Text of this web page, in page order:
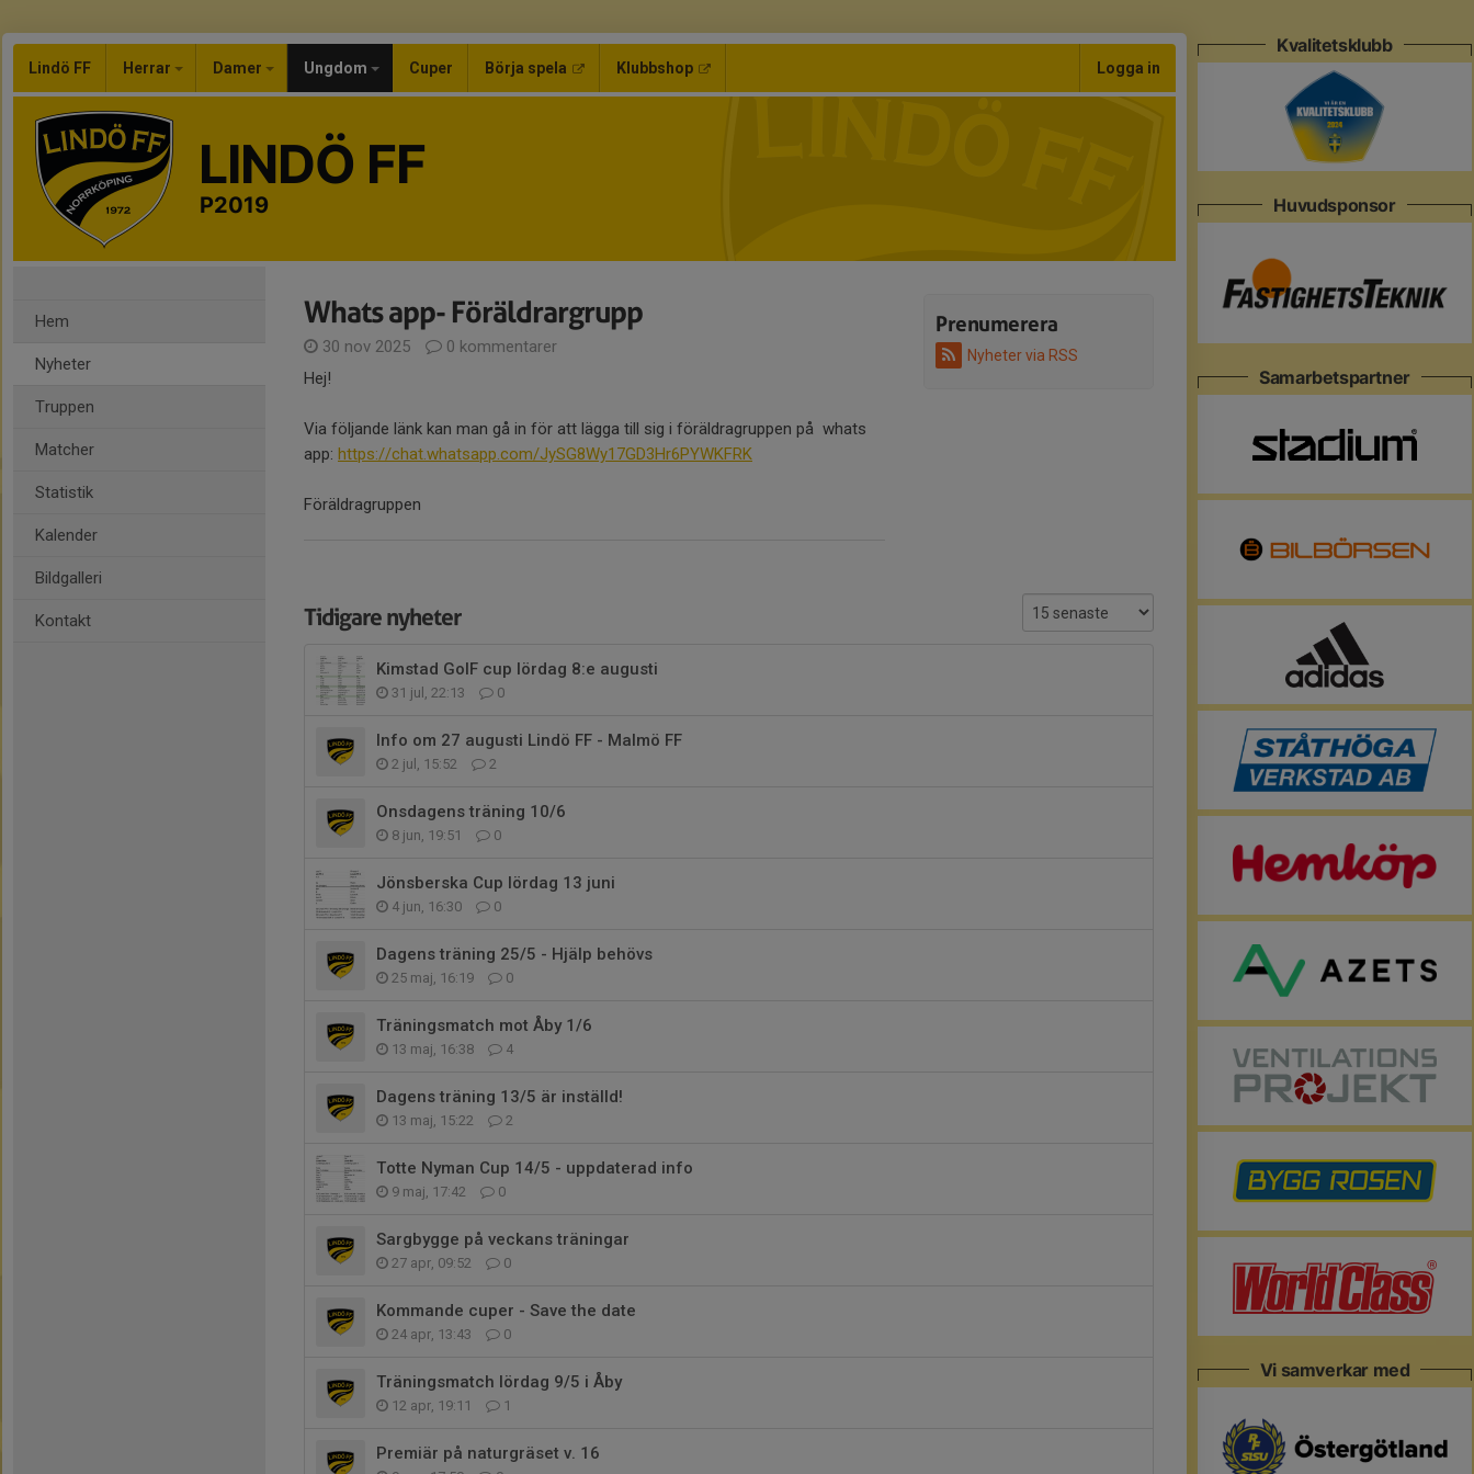
Lindö FF Herrar Damer Ungdom Cuper Börja spela Klubbshop Logga in
LINDÖ FF
P2019
Hem
Nyheter
Truppen
Matcher
Statistik
Kalender
Bildgalleri
Kontakt
Prenumerera
Nyheter via RSS
Whats app- Föräldrargrupp
30 nov 2025
0 kommentarer
Hej!
Via följande länk kan man gå in för att lägga till sig i föräldragruppen på whats
app: https://chat.whatsapp.com/JySG8Wy17GD3Hr6PYWKFRK
Föräldragruppen
Tidigare nyheter
Kimstad GoIF cup lördag 8:e augusti
31 jul, 22:13 0
Info om 27 augusti Lindö FF - Malmö FF
2 jul, 15:52 2
Onsdagens träning 10/6
8 jun, 19:51 0
Jönsberska Cup lördag 13 juni
4 jun, 16:30 0
Dagens träning 25/5 - Hjälp behövs
25 maj, 16:19 0
Träningsmatch mot Åby 1/6
13 maj, 16:38 4
Dagens träning 13/5 är inställd!
13 maj, 15:22 2
Totte Nyman Cup 14/5 - uppdaterad info
9 maj, 17:42 0
Sargbygge på veckans träningar
27 apr, 09:52 0
Kommande cuper - Save the date
24 apr, 13:43 0
Träningsmatch lördag 9/5 i Åby
12 apr, 19:11 1
Premiär på naturgräset v. 16
Kvalitetsklubb
Huvudsponsor
Samarbetspartner
Vi samverkar med